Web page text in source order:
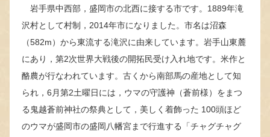
岩手県中西部，盛岡市の北西に接する市です。1889年滝
沢村として村制，2014年市になりました。市名は沼森
（582m）から東流する滝沢に由来しています。岩手山東麓
にあり，第2次世界大戦後の開拓民受け入れ地です。米作と
酪農が行なわれています。古くから南部馬の産地として知
られ，6月第2土曜日には，ウマの守護神（蒼前様）をまつ
る鬼越蒼前神社の祭典として，美しく着飾った 100頭ほど
のウマが盛岡市の盛岡八幡宮まで行進する「チャグチャグ